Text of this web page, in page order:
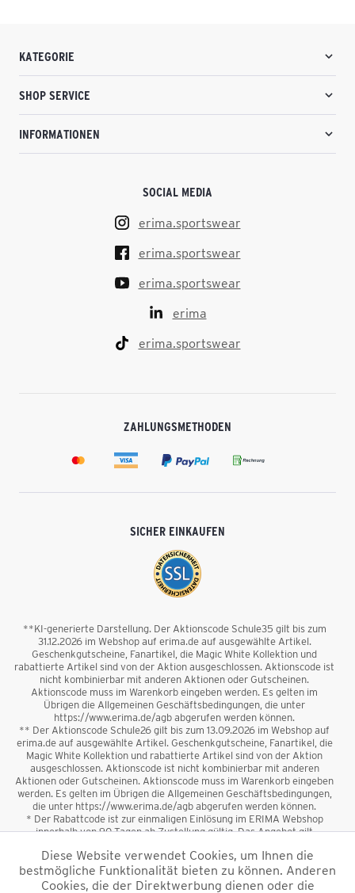
KATEGORIE
SHOP SERVICE
INFORMATIONEN
SOCIAL MEDIA
erima.sportswear
erima.sportswear
erima.sportswear
erima
erima.sportswear
ZAHLUNGSMETHODEN
SICHER EINKAUFEN
**KI-generierte Darstellung. Der Aktionscode Schule35 gilt bis zum
31.12.2026 im Webshop auf erima.de auf ausgewählte Artikel.
Geschenkgutscheine, Fanartikel, die Magic White Kollektion und
rabattierte Artikel sind von der Aktion ausgeschlossen. Aktionscode ist
nicht kombinierbar mit anderen Aktionen oder Gutscheinen.
Aktionscode muss im Warenkorb eingeben werden. Es gelten im
Übrigen die Allgemeinen Geschäftsbedingungen, die unter
https://www.erima.de/agb abgerufen werden können.
** Der Aktionscode Schule26 gilt bis zum 13.09.2026 im Webshop auf
erima.de auf ausgewählte Artikel. Geschenkgutscheine, Fanartikel, die
Magic White Kollektion und rabattierte Artikel sind von der Aktion
ausgeschlossen. Aktionscode ist nicht kombinierbar mit anderen
Aktionen oder Gutscheinen. Aktionscode muss im Warenkorb eingeben
werden. Es gelten im Übrigen die Allgemeinen Geschäftsbedingungen,
die unter https://www.erima.de/agb abgerufen werden können.
* Der Rabattcode ist zur einmaligen Einlösung im ERIMA Webshop
innerhalb von 90 Tagen ab Zustellung gültig. Das Angebot gilt
sowie Geschenkgutscheine sind vom Rabatt ausgeschlossen. Der
Rabattcode ist nicht mit anderen Aktionen oder Gutscheinen
kombinierbar. Der Mindestbestellwert beträgt 50 €
Diese Website verwendet Cookies, um Ihnen die
bestmögliche Funktionalität bieten zu können. Anderen
Cookies, die der Direktwerbung dienen oder die